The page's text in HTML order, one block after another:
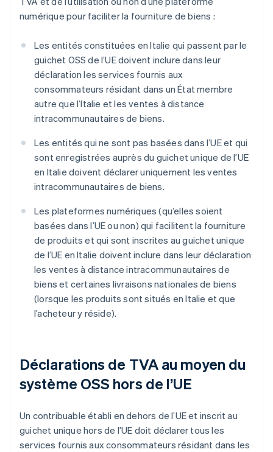
numérique pour faciliter la fourniture de biens :
Les entités constituées en Italie qui passent par le
guichet OSS de l’UE doivent inclure dans leur
déclaration les services fournis aux
consommateurs résidant dans un État membre
autre que l’Italie et les ventes à distance
intracommunautaires de biens.
Les entités qui ne sont pas basées dans l’UE et qui
sont enregistrées auprès du guichet unique de l’UE
en Italie doivent déclarer uniquement les ventes
intracommunautaires de biens.
Les plateformes numériques (qu’elles soient
basées dans l’UE ou non) qui facilitent la fourniture
de produits et qui sont inscrites au guichet unique
de l’UE en Italie doivent inclure dans leur déclaration
les ventes à distance intracommunautaires de
biens et certaines livraisons nationales de biens
(lorsque les produits sont situés en Italie et que
l’acheteur y réside).
Déclarations de TVA au moyen du
système OSS hors de l’UE
Un contribuable établi en dehors de l’UE et inscrit au
guichet unique hors de l’UE doit déclarer tous les
services fournis aux consommateurs résidant dans les